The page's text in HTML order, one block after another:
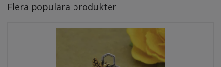
Flera populära produkter